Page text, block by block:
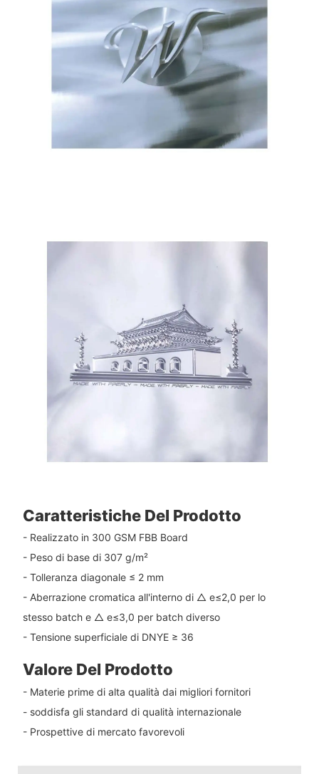
Caratteristiche Del Prodotto
- Realizzato in 300 GSM FBB Board
- Peso di base di 307 g/m²
- Tolleranza diagonale ≤ 2 mm
- Aberrazione cromatica all'interno di △ e≤2,0 per lo
stesso batch e △ e≤3,0 per batch diverso
- Tensione superficiale di DNYE ≥ 36
Valore Del Prodotto
- Materie prime di alta qualità dai migliori fornitori
- soddisfa gli standard di qualità internazionale
- Prospettive di mercato favorevoli